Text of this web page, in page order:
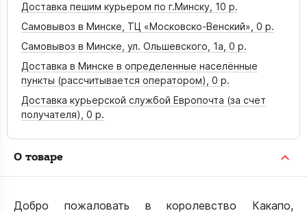
Доставка пешим курьером по г.Минску, 10 р.
Самовывоз в Минске, ТЦ «Московско-Венский», 0 р.
Самовывоз в Минске, ул. Ольшевского, 1а, 0 р.
Доставка в Минске в определенные населённые
пункты (рассчитывается оператором), 0 р.
Доставка курьерской службой Европочта (за счет
получателя), 0 р.
О товаре
Добро пожаловать в королевство Какапо,